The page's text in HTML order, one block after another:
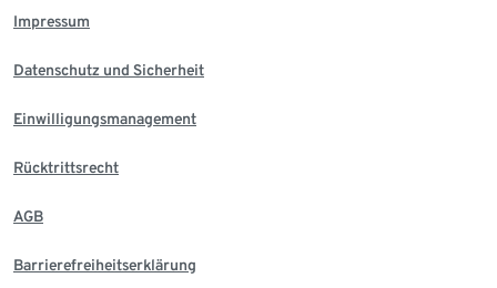
Impressum
Datenschutz und Sicherheit
Einwilligungsmanagement
Rücktrittsrecht
AGB
Barrierefreiheitserklärung